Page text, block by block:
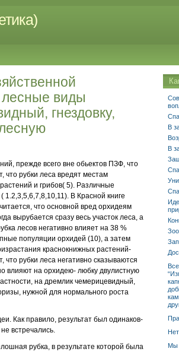
лесные виды
гнездовку,
прежде всего вне обьектов ПЗФ, что
что рубки леса вредят местам
и грибов( 5). Различные
В Красной книге
что основной вред орхидеям
вырубается сразу весь участок леса, а
лесов негативно влияет на 38 %
популяции орхидей (10), а затем
краснокнижных растений-
рубки леса негативно сказываются
влияют на орхидею- любку двулистную
на дремлик чемерицевидный,
нужной для нормального роста
Как правило, результат был одинаков-
встречались.
рубка, в результате которой была
В
В
Мы